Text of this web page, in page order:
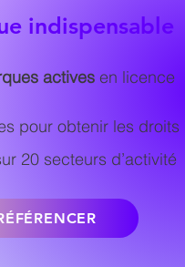
indispensable
actives en licence
pour obtenir les droits
20 secteurs d’activité